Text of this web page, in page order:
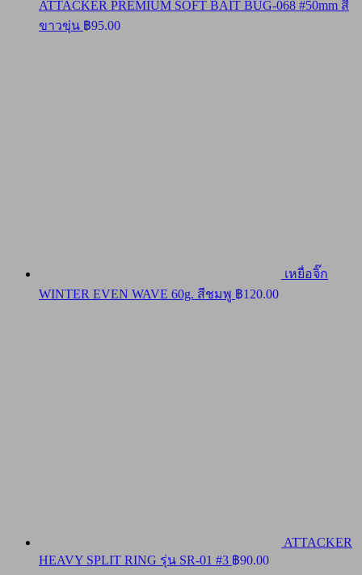
ATTACKER PREMIUM SOFT BAIT BUG-068 #50mm สี
ขาวขุ่น ฿95.00
เหยื่อจิ๊ก
WINTER EVEN WAVE 60g. สีชมพู ฿120.00
ATTACKER
HEAVY SPLIT RING รุ่น SR-01 #3 ฿90.00